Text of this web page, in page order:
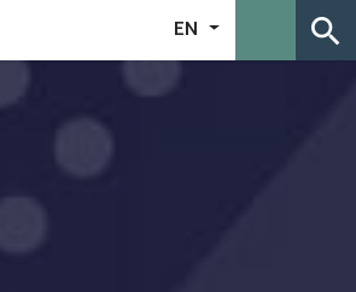
EN search